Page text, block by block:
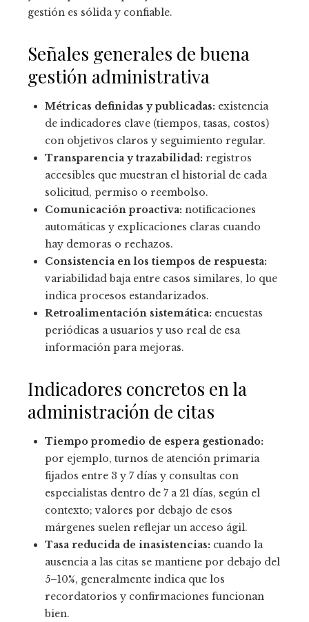
gestión es sólida y confiable.
Señales generales de buena
gestión administrativa
Métricas definidas y publicadas: existencia
de indicadores clave (tiempos, tasas, costos)
con objetivos claros y seguimiento regular.
Transparencia y trazabilidad: registros
accesibles que muestran el historial de cada
solicitud, permiso o reembolso.
Comunicación proactiva: notificaciones
automáticas y explicaciones claras cuando
hay demoras o rechazos.
Consistencia en los tiempos de respuesta:
variabilidad baja entre casos similares, lo que
indica procesos estandarizados.
Retroalimentación sistemática: encuestas
periódicas a usuarios y uso real de esa
información para mejoras.
Indicadores concretos en la
administración de citas
Tiempo promedio de espera gestionado:
por ejemplo, turnos de atención primaria
fijados entre 3 y 7 días y consultas con
especialistas dentro de 7 a 21 días, según el
contexto; valores por debajo de esos
márgenes suelen reflejar un acceso ágil.
Tasa reducida de inasistencias: cuando la
ausencia a las citas se mantiene por debajo del
5–10%, generalmente indica que los
recordatorios y confirmaciones funcionan
bien.